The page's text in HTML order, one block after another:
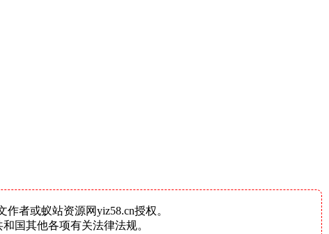
者或蚁站资源网yiz58.cn授权。
国其他各项有关法律法规。